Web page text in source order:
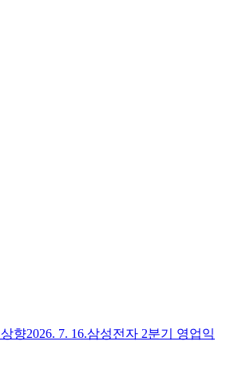
향2026. 7. 16.삼성전자 2분기 영업익